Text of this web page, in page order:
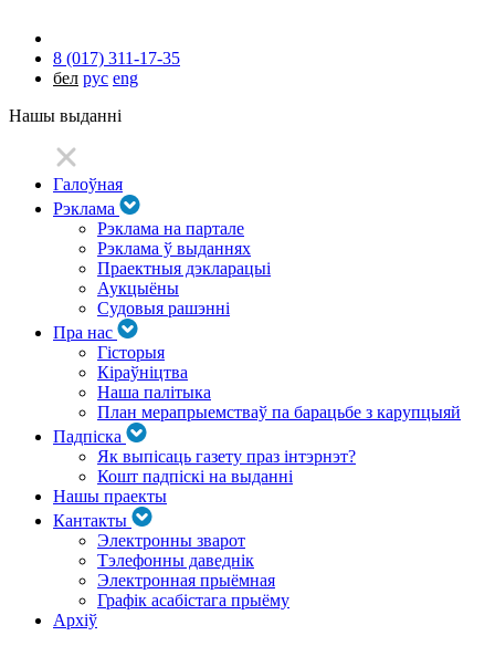
8 (017) 311-17-35
бел рус eng
Нашы выданні
Галоўная
Рэклама
Рэклама на партале
Рэклама ў выданнях
Праектныя дэкларацыі
Аукцыёны
Судовыя рашэнні
Пра нас
Гісторыя
Кіраўніцтва
Наша палітыка
План мерапрыемстваў па барацьбе з карупцыяй
Падпіска
Як выпісаць газету праз інтэрнэт?
Кошт падпіскі на выданні
Нашы праекты
Кантакты
Электронны зварот
Тэлефонны даведнік
Электронная прыёмная
Графік асабістага прыёму
Архіў